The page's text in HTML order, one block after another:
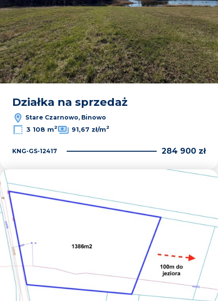
Działka na sprzedaż
Stare Czarnowo, Binowo
3 108 m2 91,67 zł/m2
KNG-GS-12417 284 900 zł